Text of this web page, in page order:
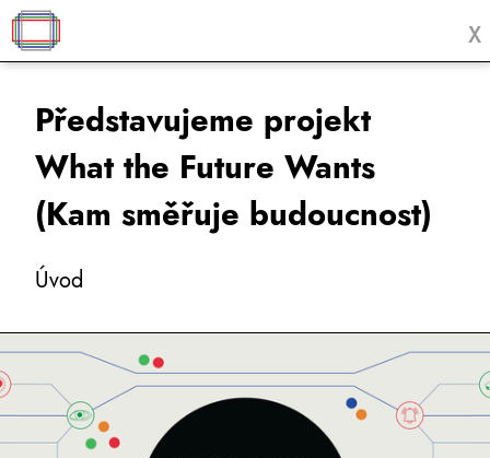
X
Představujeme projekt
What the Future Wants
(Kam směřuje budoucnost)
Úvod